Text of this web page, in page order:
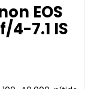
EOS
4-7.1 IS